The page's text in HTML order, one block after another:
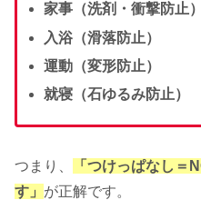
家事（洗剤・衝撃防止）
入浴（滑落防止）
運動（変形防止）
就寝（石ゆるみ防止）
つまり、
「つけっぱなし＝
す」 が正解です。